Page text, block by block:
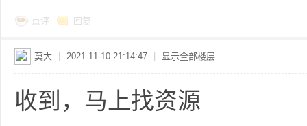
点评 回复
莫大 2021-11-10 21:14:47 显示全部楼层
收到，马上找资源